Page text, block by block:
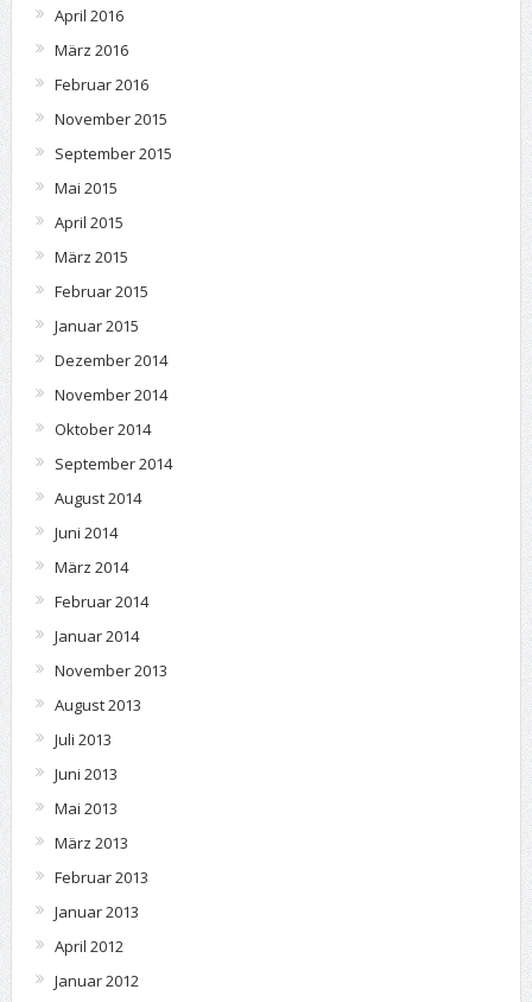
April 2016
März 2016
Februar 2016
November 2015
September 2015
Mai 2015
April 2015
März 2015
Februar 2015
Januar 2015
Dezember 2014
November 2014
Oktober 2014
September 2014
August 2014
Juni 2014
März 2014
Februar 2014
Januar 2014
November 2013
August 2013
Juli 2013
Juni 2013
Mai 2013
März 2013
Februar 2013
Januar 2013
April 2012
Januar 2012